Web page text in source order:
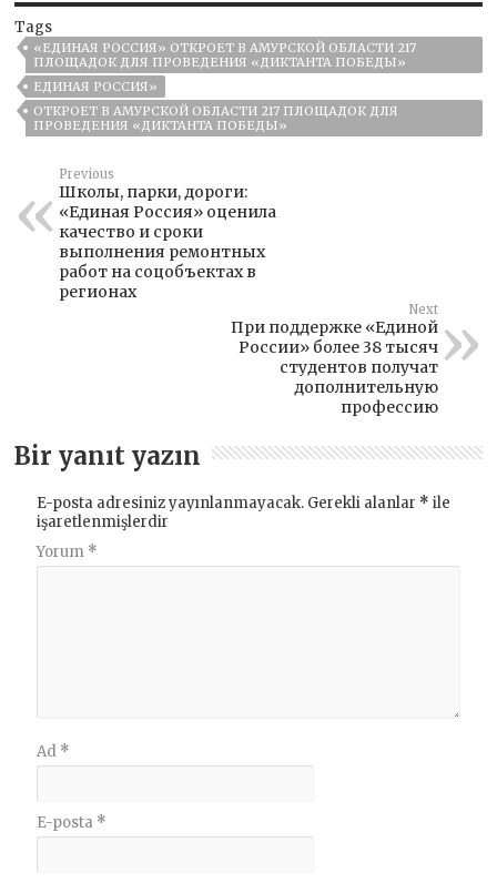
Tags
«ЕДИНАЯ РОССИЯ» ОТКРОЕТ В АМУРСКОЙ ОБЛАСТИ 217
ПЛОЩАДОК ДЛЯ ПРОВЕДЕНИЯ «ДИКТАНТА ПОБЕДЫ»
ЕДИНАЯ РОССИЯ»
ОТКРОЕТ В АМУРСКОЙ ОБЛАСТИ 217 ПЛОЩАДОК ДЛЯ
ПРОВЕДЕНИЯ «ДИКТАНТА ПОБЕДЫ»
Previous
Школы, парки, дороги:
«Единая Россия» оценила
качество и сроки
выполнения ремонтных
работ на соцобъектах в
регионах
Next
При поддержке «Единой
России» более 38 тысяч
студентов получат
дополнительную
профессию
Bir yanıt yazın
E-posta adresiniz yayınlanmayacak. Gerekli alanlar * ile
işaretlenmişlerdir
Yorum *
Ad *
E-posta *